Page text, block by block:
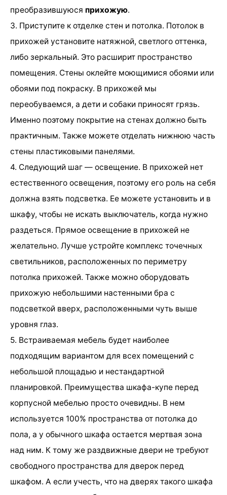
преобразившуюся прихожую.
3. Приступите к отделке стен и потолка. Потолок в
прихожей установите натяжной, светлого оттенка,
либо зеркальный. Это расширит пространство
помещения. Стены оклейте моющимися обоями или
обоями под покраску. В прихожей мы
переобуваемся, а дети и собаки приносят грязь.
Именно поэтому покрытие на стенах должно быть
практичным. Также можете отделать нижнюю часть
стены пластиковыми панелями.
4. Следующий шаг — освещение. В прихожей нет
естественного освещения, поэтому его роль на себя
должна взять подсветка. Ее можете установить и в
шкафу, чтобы не искать выключатель, когда нужно
раздеться. Прямое освещение в прихожей не
желательно. Лучше устройте комплекс точечных
светильников, расположенных по периметру
потолка прихожей. Также можно оборудовать
прихожую небольшими настенными бра с
подсветкой вверх, расположенными чуть выше
уровня глаз.
5. Встраиваемая мебель будет наиболее
подходящим вариантом для всех помещений с
небольшой площадью и нестандартной
планировкой. Преимущества шкафа-купе перед
корпусной мебелью просто очевидны. В нем
используется 100% пространства от потолка до
пола, а у обычного шкафа остается мертвая зона
над ним. К тому же раздвижные двери не требуют
свободного пространства для дверок перед
шкафом. А если учесть, что на дверях такого шкафа